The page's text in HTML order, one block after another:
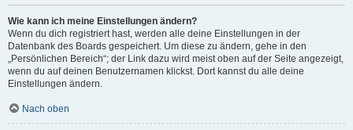
Wie kann ich meine Einstellungen ändern?
Wenn du dich registriert hast, werden alle deine Einstellungen in der
Datenbank des Boards gespeichert. Um diese zu ändern, gehe in den
„Persönlichen Bereich“; der Link dazu wird meist oben auf der Seite angezeigt,
wenn du auf deinen Benutzernamen klickst. Dort kannst du alle deine
Einstellungen ändern.
Nach oben